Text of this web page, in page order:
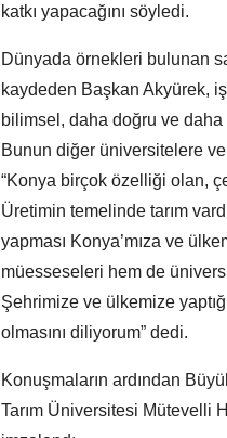
katkı yapacağını söyledi.
Dünyada örnekleri bulunan
kaydeden Başkan Akyürek,
bilimsel, daha doğru ve daha
Bunun diğer üniversitelere
“Konya birçok özelliği olan,
Üretimin temelinde tarım
yapması Konya’mıza ve
müesseseleri hem de
Şehrimize ve ülkemize
olmasını diliyorum” dedi.
Konuşmaların ardından
Tarım Üniversitesi Mütevelli